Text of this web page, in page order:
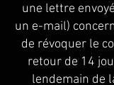
une lettre
un e-mail)
de révoquer le
retour de 14
lendemain de